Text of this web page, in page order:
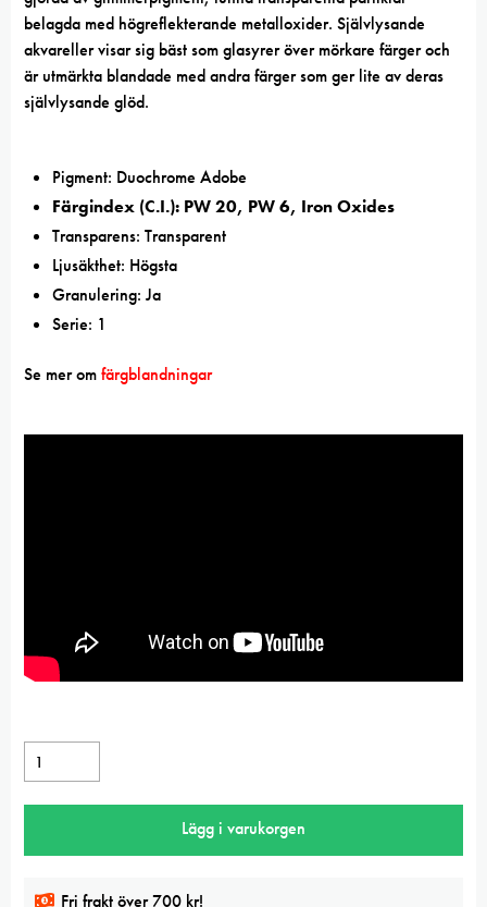
belagda med högreflekterande metalloxider. Självlysande
akvareller visar sig bäst som glasyrer över mörkare färger och
är utmärkta blandade med andra färger som ger lite av deras
självlysande glöd.
Pigment: Duochrome Adobe
Färgindex (C.I.): PW 20, PW 6, Iron Oxides
Transparens: Transparent
Ljusäkthet: Högsta
Granulering: Ja
Serie: 1
Se mer omfärgblandningar
Daniel
Smith
Duochrome
Extra
Lägg i varukorgen
Fri frakt över 700 kr!